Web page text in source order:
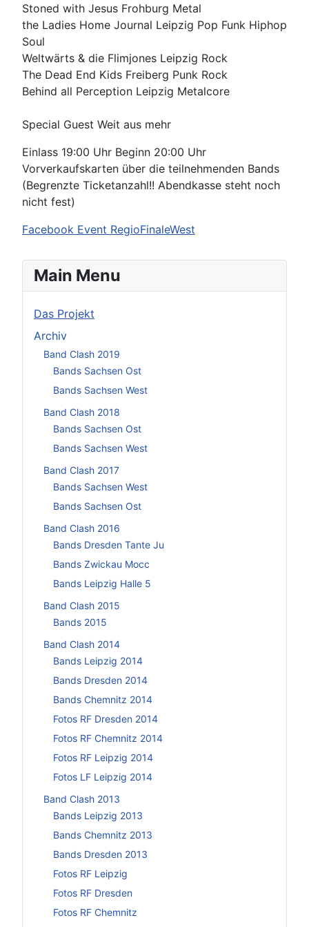
Main Menu
Das Projekt
Archiv
Band Clash 2019
Bands Sachsen Ost
Bands Sachsen West
Band Clash 2018
Bands Sachsen Ost
Bands Sachsen West
Band Clash 2017
Bands Sachsen West
Bands Sachsen Ost
Band Clash 2016
Bands Dresden Tante Ju
Bands Zwickau Mocc
Bands Leipzig Halle 5
Band Clash 2015
Bands 2015
Band Clash 2014
Bands Leipzig 2014
Bands Dresden 2014
Bands Chemnitz 2014
Fotos RF Dresden 2014
Fotos RF Chemnitz 2014
Fotos RF Leipzig 2014
Fotos LF Leipzig 2014
Band Clash 2013
Bands Leipzig 2013
Bands Chemnitz 2013
Bands Dresden 2013
Fotos RF Leipzig
Fotos RF Dresden
Fotos RF Chemnitz
Stoned with Jesus Frohburg Metal
the Ladies Home Journal Leipzig Pop Funk Hiphop
Soul
Weltwärts & die Flimjones Leipzig Rock
The Dead End Kids Freiberg Punk Rock
Behind all Perception Leipzig Metalcore
Special Guest Weit aus mehr
Einlass 19:00 Uhr Beginn 20:00 Uhr
Vorverkaufskarten über die teilnehmenden Bands
(Begrenzte Ticketanzahl!! Abendkasse steht noch
nicht fest)
Facebook Event RegioFinaleWest